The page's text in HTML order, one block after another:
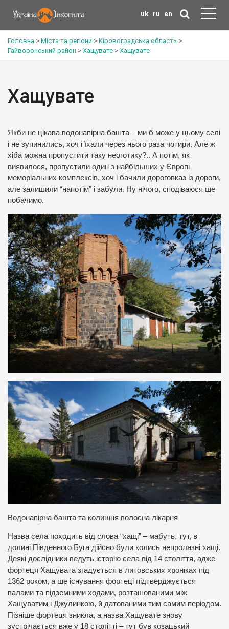
uk ru en
Головна > Міста та регіони > Кіровоградська область >
Гайворонський район > Хащувате > Хащувате
Хащувате
Якби не цікава водонапірна башта – ми б може у цьому селі
і не зупинились, хоч і їхали через нього раза чотири. Але ж
хіба можна пропустити таку неоготику?.. А потім, як
виявилося, пропустили один з найбільших у Європі
меморіальних комплексів, хоч і бачили дороговказ із дороги,
але залишили “напотім” і забули. Ну нічого, сподіваюся ще
побачимо.
Водонапірна башта та колишня волосна лікарня
Назва села походить від слова “хащі” – мабуть, тут, в
долині Південного Буга дійсно були колись непролазні хащі.
Деякі дослідники ведуть історію села від 14 століття, адже
фортеця Хащувата згадується в литовських хроніках під
1362 роком, а ще існування фортеці підтверджується
валами та підземними ходами, розташованими між
Хащуватим і Джулинкою, й датованими тим самим періодом.
Пізніше фортеця зникла, а назва Хащувате знову
зустрічається вже у 18 столітті – тут був козацький